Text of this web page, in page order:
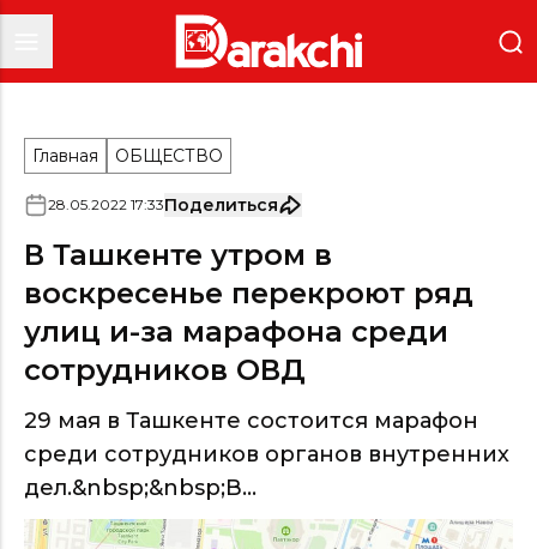
Главная ОБЩЕСТВО
28.05.2022 17:33Поделиться
В Ташкенте утром в
воскресенье перекроют ряд
улиц и-за марафона среди
сотрудников ОВД
29 мая в Ташкенте состоится марафон
среди сотрудников органов внутренних
дел.&nbsp;&nbsp;В...